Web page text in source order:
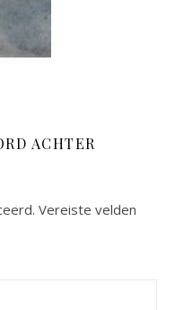
ACHTER
Vereiste velden